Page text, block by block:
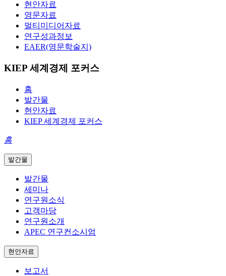
현안자료
영문자료
멀티미디어자료
연구성과정보
EAER(영문학술지)
KIEP 세계경제 포커스
홈
발간물
현안자료
KIEP 세계경제 포커스
홈
발간물
발간물
세미나
연구원소식
고객마당
연구원소개
APEC 연구컨소시엄
현안자료
보고서